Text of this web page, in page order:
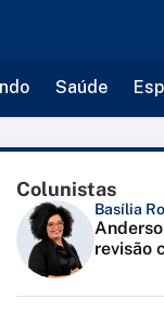
Saúde
Colunistas
Basília
revisão